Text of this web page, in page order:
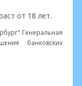
от 18 лет.
Генеральная
банковских